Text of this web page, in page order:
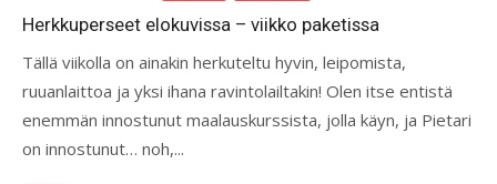
on
Herkkuperseet elokuvissa – viikko paketissa
Tällä viikolla on ainakin herkuteltu hyvin, leipomista,
ruuanlaittoa ja yksi ihana ravintolailtakin! Olen itse entistä
enemmän innostunut maalauskurssista, jolla käyn, ja Pietari
on innostunut… noh,...